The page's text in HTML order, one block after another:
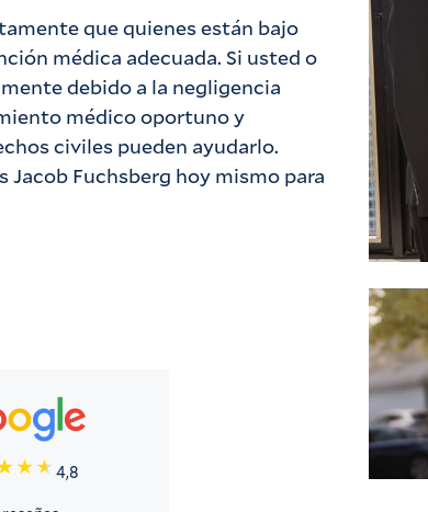
que quienes están bajo
médica adecuada. Si usted o
debido a la negligencia
médico oportuno y
civiles pueden ayudarlo.
Fuchsberg hoy mismo para
4,8